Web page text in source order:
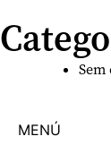
Sem
MENÚ